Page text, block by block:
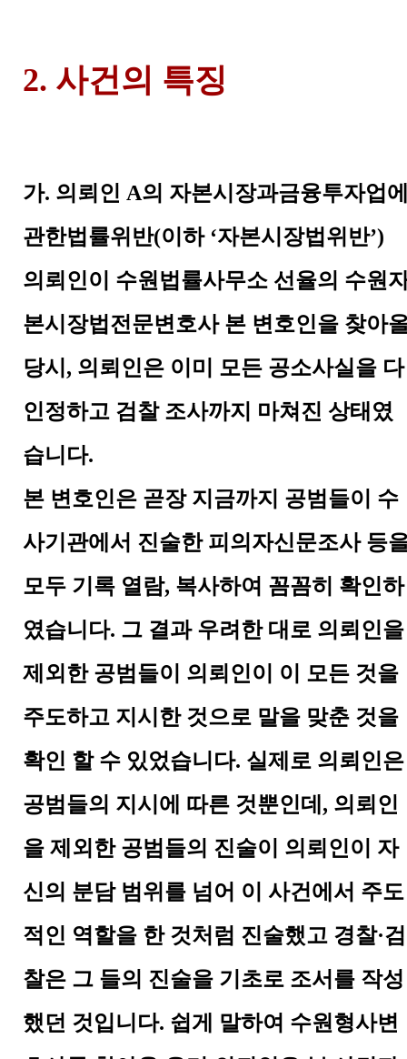
2. 사건의 특징
가. 의뢰인 A의 자본시장과금융투자업
관한법률위반(이하 ‘자본시장법위반’)
의뢰인이 수원법률사무소 선율의 수원
본시장법전문변호사 본 변호인을 찾아
당시 , 의뢰인은 이미 모든 공소사실을 다
인정하고 검찰 조사까지 마쳐진 상태였
습니다.
본 변호인은 곧장 지금까지 공범들이 수
사기관에서 진술한 피의자신문조사 등
모두 기록 열람, 복사하여 꼼꼼히 확인하
였습니다. 그 결과 우려한 대로 의뢰인을
제외한 공범들이 의뢰인이 이 모든 것을
주도하고 지시한 것으로 말을 맞춘 것을
확인 할 수 있었습니다. 실제로 의뢰인은
공범들의 지시에 따른 것뿐인데 , 의뢰인
을 제외한 공범들의 진술이 의뢰인이 자
신의 분담 범위를 넘어 이 사건에서 주도
적인 역할을 한 것처럼 진술했고 경찰·검
찰은 그 들의 진술을 기초로 조서를 작성
했던 것입니다. 쉽게 말하여 수원형사변